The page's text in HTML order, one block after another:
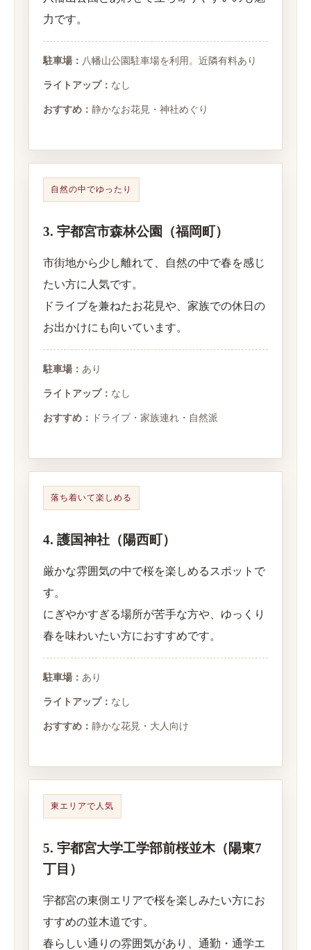
力です。
駐車場： 八幡山公園駐車場を利用。近隣有料あり
ライトアップ： なし
おすすめ： 静かなお花見・神社めぐり
自然の中でゆったり
3. 宇都宮市森林公園（福岡町）
市街地から少し離れて、自然の中で春を感じ
たい方に人気です。
ドライブを兼ねたお花見や、家族での休日の
お出かけにも向いています。
駐車場： あり
ライトアップ： なし
おすすめ： ドライブ・家族連れ・自然派
落ち着いて楽しめる
4. 護国神社（陽西町）
厳かな雰囲気の中で桜を楽しめるスポットで
す。
にぎやかすぎる場所が苦手な方や、ゆっくり
春を味わいたい方におすすめです。
駐車場： あり
ライトアップ： なし
おすすめ： 静かな花見・大人向け
東エリアで人気
5. 宇都宮大学工学部前桜並木（陽東7
丁目）
宇都宮の東側エリアで桜を楽しみたい方にお
すすめの並木道です。
春らしい通りの雰囲気があり、通勤・通学エ